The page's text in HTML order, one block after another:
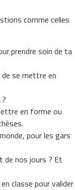
comme celles
prendre soin de ta
se mettre en
en forme ou
pour les gars
de nos jours ? Et
classe pour valider